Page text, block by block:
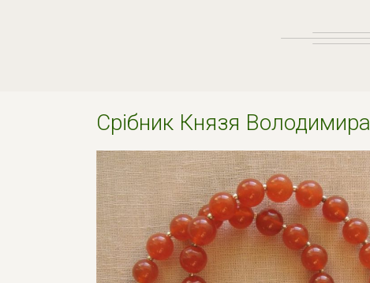
Срiбник Князя Володимира